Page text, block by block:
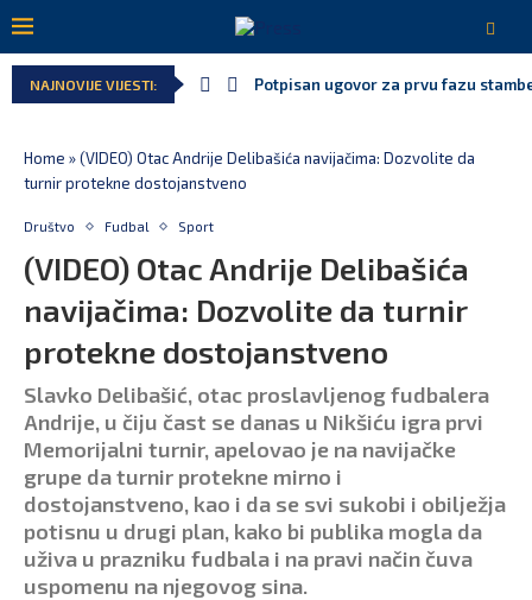
NAJNOVIJE VIJESTI: Potpisan ugovor za prvu fazu
Home »(VIDEO) Otac Andrije Delibašića navijačima: Dozvolite da
turnir protekne dostojanstveno
Društvo Fudbal Sport
(VIDEO) Otac Andrije Delibašića
navijačima: Dozvolite da turnir
protekne dostojanstveno
Slavko Delibašić, otac proslavljenog fudbalera
Andrije, u čiju čast se danas u Nikšiću igra prvi
Memorijalni turnir, apelovao je na navijačke
grupe da turnir protekne mirno i
dostojanstveno, kao i da se svi sukobi i obilježja
potisnu u drugi plan, kako bi publika mogla da
uživa u prazniku fudbala i na pravi način čuva
uspomenu na njegovog sina.